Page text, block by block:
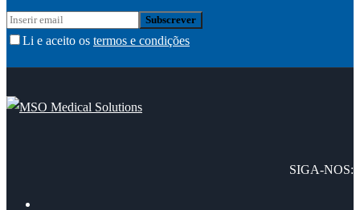
Li e aceito os termos e condições
SIGA-NOS: